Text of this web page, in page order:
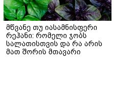
მწვანე თუ იასამნისფერი
რეჰანი: რომელი ჯობს
სალათისთვის და რა არის
მათ შორის მთავარი